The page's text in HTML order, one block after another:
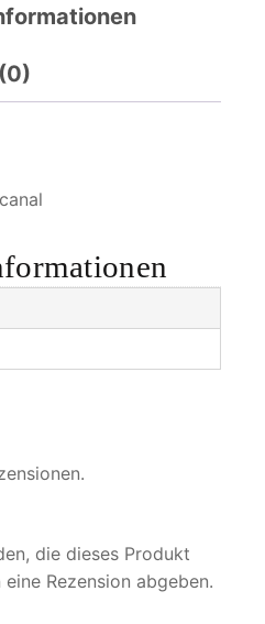
die dieses Produkt
Rezension abgeben.